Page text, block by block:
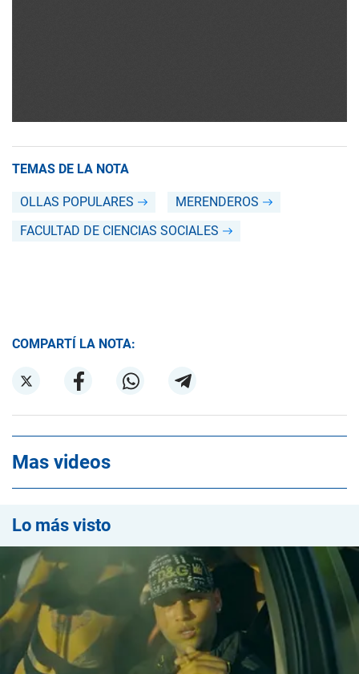
TEMAS DE LA NOTA
OLLAS POPULARES
MERENDEROS
FACULTAD DE CIENCIAS SOCIALES
COMPARTÍ LA NOTA:
Mas videos
Lo más visto